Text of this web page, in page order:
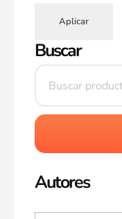
Aplicar
Buscar
Autores